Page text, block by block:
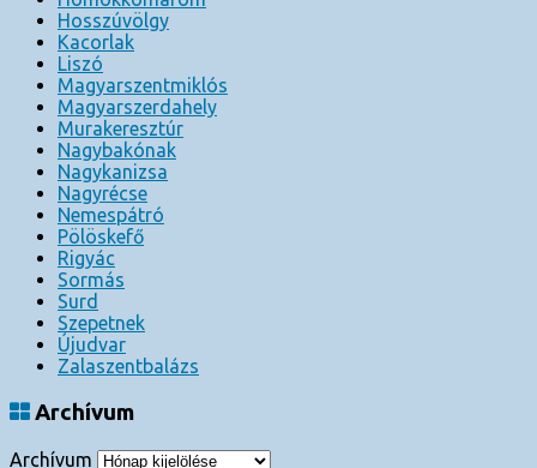
Hosszúvölgy
Kacorlak
Liszó
Magyarszentmiklós
Magyarszerdahely
Murakeresztúr
Nagybakónak
Nagykanizsa
Nagyrécse
Nemespátró
Pölöskefő
Rigyác
Sormás
Surd
Szepetnek
Újudvar
Zalaszentbalázs
Archívum
Archívum